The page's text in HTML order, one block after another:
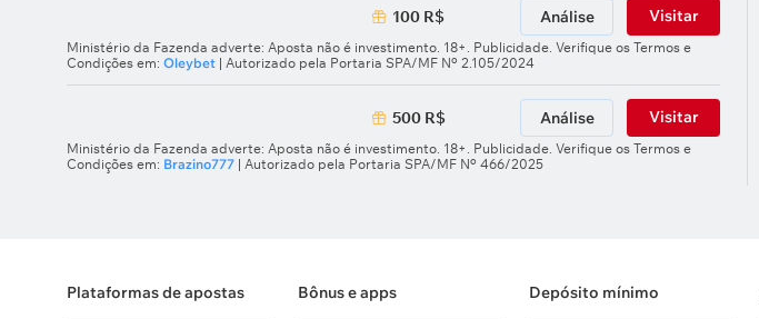
100 R$ Análise Visitar
Ministério da Fazenda adverte: Aposta não é investimento. 18+. Publicidade. Verifique os Termos e
Condições em: Oleybet | Autorizado pela Portaria SPA/MF Nº 2.105/2024
500 R$ Análise Visitar
Ministério da Fazenda adverte: Aposta não é investimento. 18+. Publicidade. Verifique os Termos e
Condições em: Brazino777 | Autorizado pela Portaria SPA/MF Nº 466/2025
Plataformas de apostas Bônus e apps Depósito mínimo